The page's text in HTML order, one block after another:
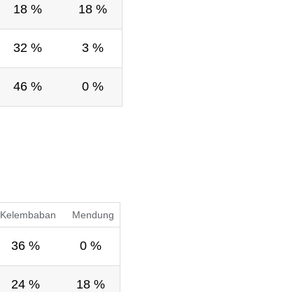
18 % 18 %
32 % 3 %
46 % 0 %
Kelembaban Mendung
36 % 0 %
24 % 18 %